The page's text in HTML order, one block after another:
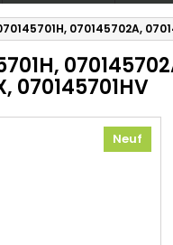
070145702A,
070145701HV
Neuf